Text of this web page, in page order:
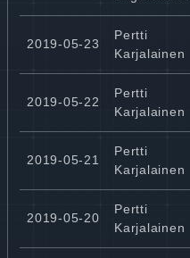
2019-05-23
Pertti
Karjalainen
2019-05-22
Pertti
Karjalainen
2019-05-21
Pertti
Karjalainen
2019-05-20
Pertti
Karjalainen